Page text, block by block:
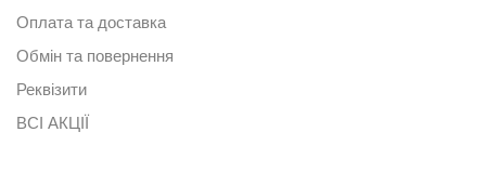
Оплата та доставка
Обмін та повернення
Реквізити
ВСІ АКЦІЇ